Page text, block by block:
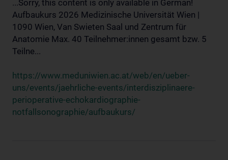
...Sorry, this content is only available in German!
Aufbaukurs 2026 Medizinische Universität Wien |
1090 Wien, Van Swieten Saal und Zentrum für
Anatomie Max. 40 Teilnehmer:innen gesamt bzw. 5
Teilne...
https://www.meduniwien.ac.at/web/en/ueber-
uns/events/jaehrliche-events/interdisziplinaere-
perioperative-echokardiographie-
notfallsonographie/aufbaukurs/